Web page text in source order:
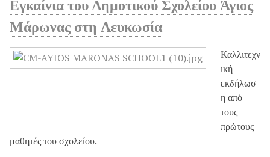
Εγκαίνια του Δημοτικού Σχολείου Άγιος
Μάρωνας στη Λευκωσία
Καλλιτεχν
ική
εκδήλωσ
η από
τους
πρώτους
μαθητές του σχολείου.